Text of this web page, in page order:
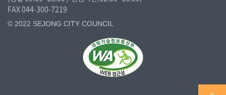
FAX 044-300-7219
© 2022 SEJONG CITY COUNCIL